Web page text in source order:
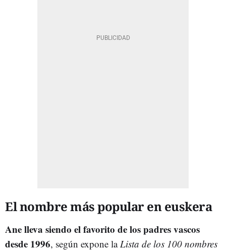
El nombre más popular en euskera
Ane lleva siendo el favorito de los padres vascos
desde 1996, según expone laLista de los 100 nombres